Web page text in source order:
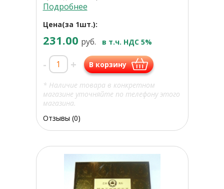
Подробнее
Цена(за 1шт.):
231.00 руб. в т.ч. НДС 5%
- + В корзину
* Наличие товара в конкретном
магазине уточняйте по телефону этого
магазина.
Отзывы (0)